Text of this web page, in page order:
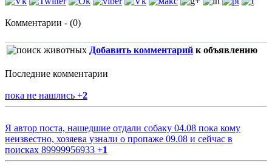
Комментарии - (0)
Добавить комментарий к объявлению
Последние комментарии
пока не нашлись +2
Я автор поста, нашедшие отдали собаку 04.08 пока кому
неизвестно, хозяева узнали о пропаже 09.08 и сейчас в
поисках 89999956933 +1